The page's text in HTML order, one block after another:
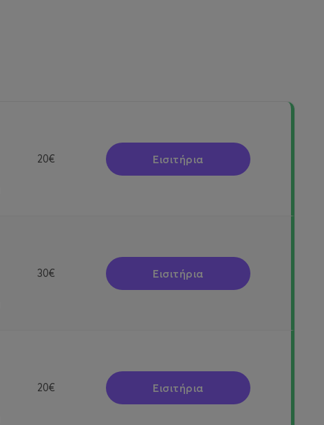
20€ Εισιτήρια
30€ Εισιτήρια
20€ Εισιτήρια